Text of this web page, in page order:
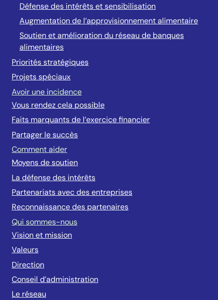
Défense des intérêts et sensibilisation
Augmentation de l’approvisionnement alimentaire
Soutien et amélioration du réseau de banques
alimentaires
Priorités stratégiques
Projets spéciaux
Avoir une incidence
Vous rendez cela possible
Faits marquants de l’exercice financier
Partager le succès
Comment aider
Moyens de soutien
La défense des intérêts
Partenariats avec des entreprises
Reconnaissance des partenaires
Qui sommes-nous
Vision et mission
Valeurs
Direction
Conseil d’administration
Le réseau